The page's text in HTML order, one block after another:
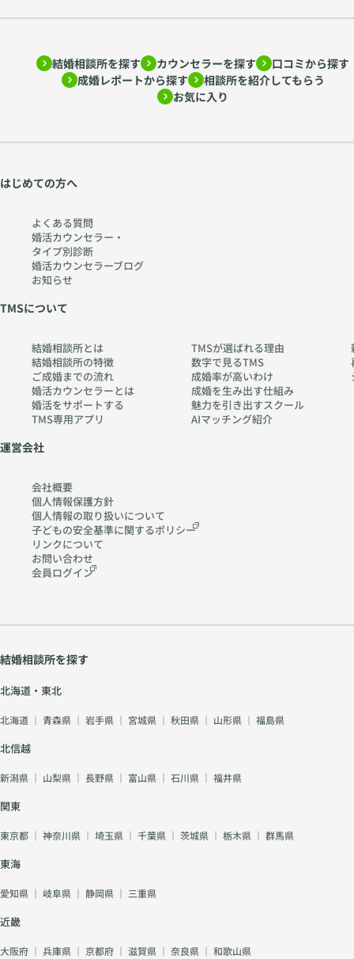
を
ド
ラ
ー
理
w
w
w.
ch
err
親
さ
//
結婚相談所を探す カウンセラーを探す
口コミから探す
成婚レポートから探す
相談所を紹介してもらう
お気に入り
はじめての方へ
よくある質問
婚活カウンセラー・
タイプ別診断
婚活カウンセラーブログ
お知らせ
TMSについて
結婚相談所とは
結婚相談所の特徴
ご成婚までの流れ
婚活カウンセラーとは
婚活をサポートする
TMS専用アプリ
TMSが選ばれる理由
数字で見るTMS
成婚率が高いわけ
成婚を生み出す仕組み
魅力を引き出すスクール
AIマッチング紹介
運営会社
会社概要
個人情報保護方針
個人情報の取り扱いについて
子どもの安全基準に関するポリシー
リンクについて
お問い合わせ
会員ログイン
結婚相談所を探す
北海道・東北
北海道 ｜ 青森県 ｜ 岩手県 ｜ 宮城県 ｜ 秋田県 ｜ 山形県 ｜ 福島県
北信越
新潟県 ｜ 山梨県 ｜ 長野県 ｜ 富山県 ｜ 石川県 ｜ 福井県
関東
東京都 ｜ 神奈川県 ｜ 埼玉県 ｜ 千葉県 ｜ 茨城県 ｜ 栃木県 ｜ 群馬県
東海
愛知県 ｜ 岐阜県 ｜ 静岡県 ｜ 三重県
近畿
大阪府 ｜ 兵庫県 ｜ 京都府 ｜ 滋賀県 ｜ 奈良県 ｜ 和歌山県